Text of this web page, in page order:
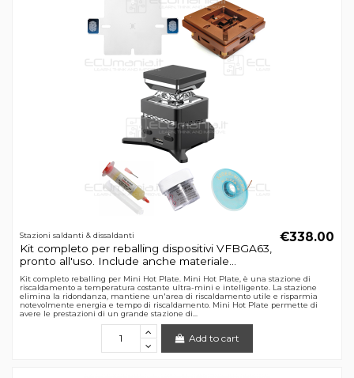
Stazioni saldanti & dissaldanti
Kit completo per reballing dispositivi VFBGA63,
pronto all'uso. Include anche materiale...
€338.00
Kit completo reballing per Mini Hot Plate. Mini Hot Plate, è una stazione di
riscaldamento a temperatura costante ultra-mini e intelligente. La stazione
elimina la ridondanza, mantiene un'area di riscaldamento utile e risparmia
notevolmente energia e tempo di riscaldamento. Mini Hot Plate permette di
avere le prestazioni di un grande stazione di...
Add to cart